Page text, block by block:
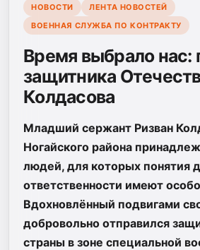
НОВОСТИ
ЛЕНТА НОВОСТЕЙ
ВОЕННАЯ СЛУЖБА ПО КОНТРАКТУ
Время выбрало нас:
защитника
Колдасова
Младший сержант Ризван
Ногайского района
людей, для которых понятия
ответственности имеют
Вдохновлённый подвигами
добровольно отправился
страны в зоне специальной